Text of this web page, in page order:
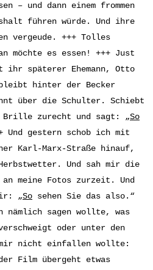
– und dann einem frommen
führen würde. Und ihre
vergeude. +++ Tolles
möchte es essen! +++ Just
ihr späterer Ehemann, Otto
bleibt hinter der Becker
über die Schulter. Schiebt
zurecht und sagt: „So
Und gestern schob ich mit
Karl-Marx-Straße hinauf,
Und sah mir die
an meine Fotos zurzeit. Und
„So sehen Sie das also.“
nämlich sagen wollte, was
oder unter den
mir nicht einfallen wollte:
Film übergeht etwas